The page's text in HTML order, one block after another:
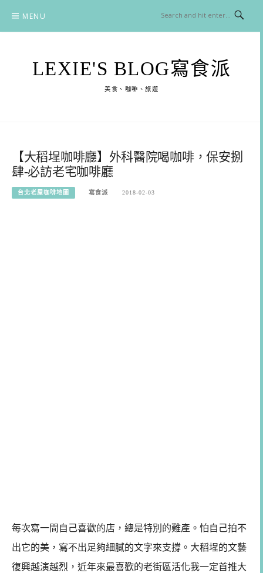
content
MENU
LEXIE'S BLOG寫食派
美食、咖啡、旅遊
【大稻埕咖啡廳】外科醫院喝咖啡，保安捌
肆-必訪老宅咖啡廳
台北老屋咖啡地圖 寫食派 2018-02-03
每次寫一間自己喜歡的店，總是特別的難產。怕自己拍不
出它的美，寫不出足夠細膩的文字來支撐。大稻埕的文藝
復興越演越烈，近年來最喜歡的老街區活化我一定首推大